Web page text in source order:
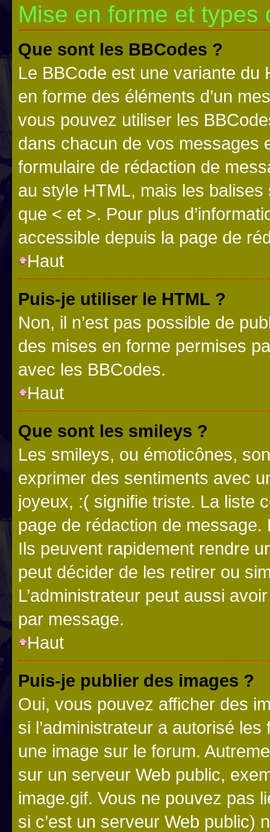
Mise en forme et types
Que sont les BBCodes ?
Le BBCode est une variante du
en forme des éléments d’un
vous pouvez utiliser les
dans chacun de vos messages
formulaire de rédaction de
au style HTML, mais les
que < et >. Pour plus
accessible depuis la page de
Haut
Puis-je utiliser le HTML ?
Non, il n’est pas possible de
des mises en forme permises
avec les BBCodes.
Haut
Que sont les smileys ?
Les smileys, ou émoticônes,
exprimer des sentiments avec
joyeux, :( signifie triste. La liste
page de rédaction de
Ils peuvent rapidement rendre
peut décider de les retirer ou
L’administrateur peut aussi
par message.
Haut
Puis-je publier des images ?
Oui, vous pouvez afficher des
si l’administrateur a autorisé
une image sur le forum.
sur un serveur Web public,
image.gif. Vous ne pouvez pas
si c’est un serveur Web public)